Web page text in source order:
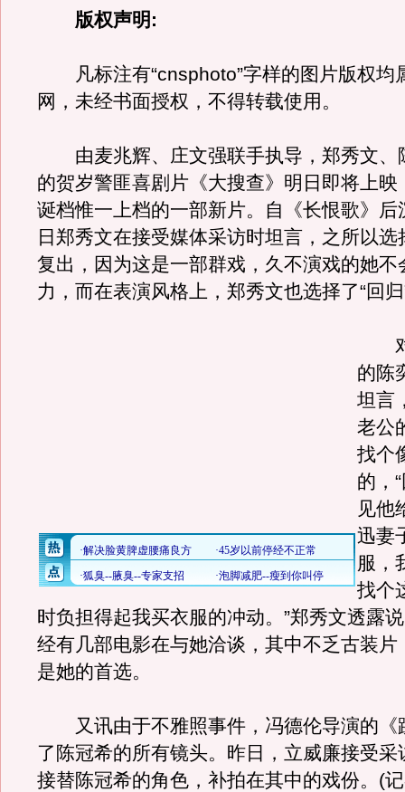
版权声明:
凡标注有“cnsphoto”字样的图片版权均
网，未经书面授权，不得转载使用。
由麦兆辉、庄文强联手执导，郑秀文、
的贺岁警匪喜剧片《大搜查》明日即将上映
诞档惟一上档的一部新片。自《长恨歌》后
日郑秀文在接受媒体采访时坦言，之所以选
复出，因为这是一部群戏，久不演戏的她不
力，而在表演风格上，郑秀文也选择了“回归
对
的陈
坦言
老公
找个
的，
见他
迅妻
服，
找个
时负担得起我买衣服的冲动。”郑秀文透露
经有几部电影在与她洽谈，其中不乏古装片
是她的首选。
又讯由于不雅照事件，冯德伦导演的《
了陈冠希的所有镜头。昨日，立威廉接受采
接替陈冠希的角色，补拍在其中的戏份。(